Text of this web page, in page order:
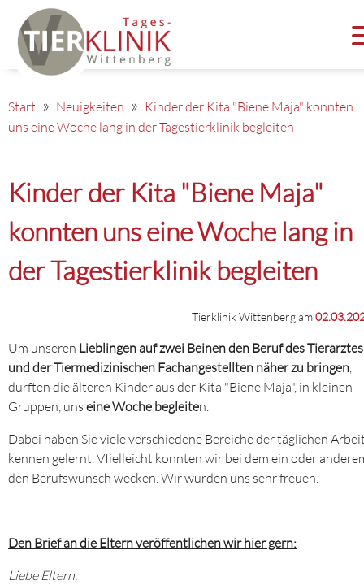
Start Neuigkeiten
Kinder der Kita "Biene Maja" konnten
uns eine Woche lang in der Tagestierklinik begleiten
Kinder der Kita "Biene Maja"
konnten uns eine Woche lang in
der Tagestierklinik begleiten
Tierklinik Wittenberg am
Um unseren Lieblingen auf zwei Beinen den Beruf des Tierarztes
und der Tiermedizinischen Fachangestellten näher zu bringen
durften die älteren Kinder aus der Kita "Biene Maja", in kleinen
Gruppen, uns eine Woche begleiten.
Dabei haben Sie viele verschiedene Bereiche der täglichen
kennen gelernt. VIielleicht konnten wir bei dem ein oder
den Berufswunsch wecken. Wir würden uns sehr freuen.
Den Brief an die Eltern veröffentlichen wir hier gern:
Liebe Eltern,